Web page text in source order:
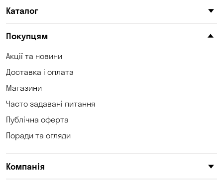
Каталог
Покупцям
Акції та новини
Доставка і оплата
Магазини
Часто задавані питання
Публічна оферта
Поради та огляди
Компанія